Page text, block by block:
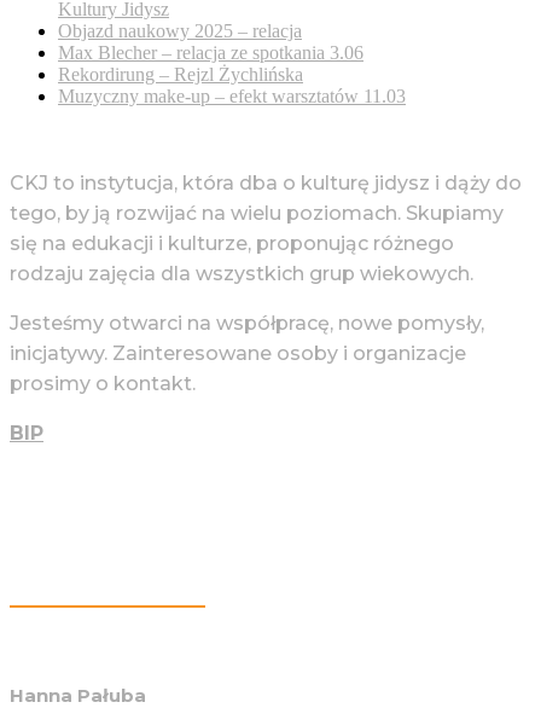
Kultury Jidysz
Objazd naukowy 2025 – relacja
Max Blecher – relacja ze spotkania 3.06
Rekordirung – Rejzl Żychlińska
Muzyczny make-up – efekt warsztatów 11.03
CKJ to instytucja, która dba o kulturę jidysz i dąży do
tego, by ją rozwijać na wielu poziomach. Skupiamy
się na edukacji i kulturze, proponując różnego
rodzaju zajęcia dla wszystkich grup wiekowych.
Jesteśmy otwarci na współpracę, nowe pomysły,
inicjatywy. Zainteresowane osoby i organizacje
prosimy o kontakt.
BIP
Hanna Pałuba